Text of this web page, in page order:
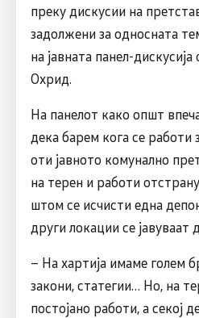
преку дискусии на
задолжени за односната
на јавната панел-
Охрид.
На панелот како општ
дека барем кога се работи
оти јавното комунално
на терен и работи
штом се исчисти една
други локации се јавуваат
– На хартија имаме голем
закони, статегии… Но, на
постојано работи, а секој